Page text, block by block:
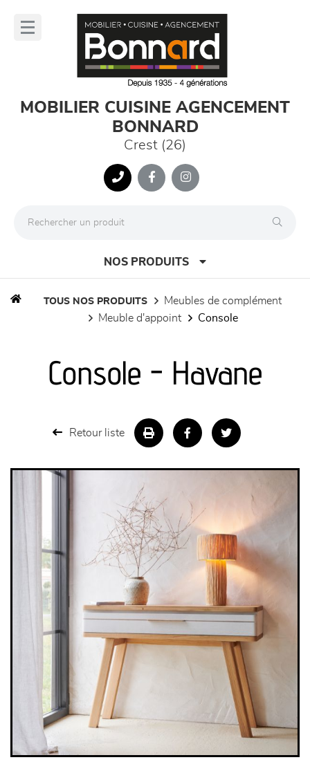
MOBILIER CUISINE AGENCEMENT
BONNARD
Crest (26)
NOS PRODUITS
séjours
chambres et dressing
TOUS NOS PRODUITS
meubles de complément
meuble d'appoint
console
Console - Havane
Retour liste